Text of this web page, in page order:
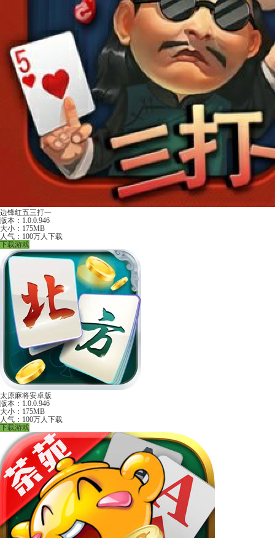
边锋红五三打一
版本：1.0.0.946
大小：175MB
人气：100万人下载
下载游戏
太原麻将安卓版
版本：1.0.0.946
大小：175MB
人气：100万人下载
下载游戏